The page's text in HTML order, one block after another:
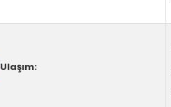
Ulaşım: